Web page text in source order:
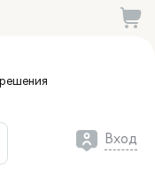
решения
Вход